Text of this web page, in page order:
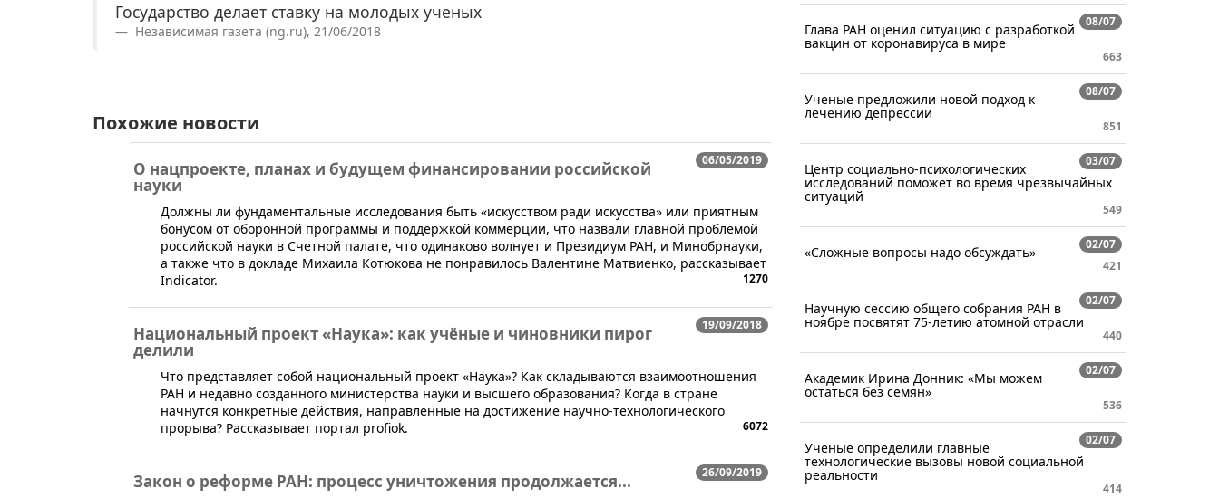
Государство делает ставку на молодых ученых
Независимая газета (ng.ru), 21/06/2018
Похожие новости
06/05/2019
О нацпроекте, планах и будущем финансировании российской
науки
​Должны ли фундаментальные исследования быть «искусством ради искусства» или приятным
бонусом от оборонной программы и поддержкой коммерции, что назвали главной проблемой
российской науки в Счетной палате, что одинаково волнует и Президиум РАН, и Минобрнауки,
а также что в докладе Михаила Котюкова не понравилось Валентине Матвиенко, рассказывает
Indicator.
1270
19/09/2018
Национальный проект «Наука»: как учёные и чиновники пирог
делили
​Что представляет собой национальный проект «Наука»? Как складываются взаимоотношения
РАН и недавно созданного министерства науки и высшего образования? Когда в стране
начнутся конкретные действия, направленные на достижение научно-технологического
прорыва? Рассказывает портал profiok.
6072
26/09/2019
Закон о реформе РАН: процесс уничтожения продолжается...
08/07
Глава РАН оценил ситуацию с разработкой
вакцин от коронавируса в мире
663
08/07
Ученые предложили новой подход к
лечению депрессии
851
03/07
Центр социально-психологических
исследований поможет во время чрезвычайных
ситуаций
549
02/07
«Сложные вопросы надо обсуждать»
421
02/07
Научную сессию общего собрания РАН в
ноябре посвятят 75-летию атомной отрасли
440
02/07
Академик Ирина Донник: «Мы можем
остаться без семян»
536
02/07
Ученые определили главные
технологические вызовы новой социальной
реальности
414